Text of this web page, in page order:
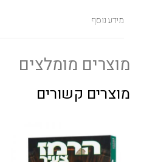
מידע נוסף
מוצרים מומלצים
מוצרים קשורים